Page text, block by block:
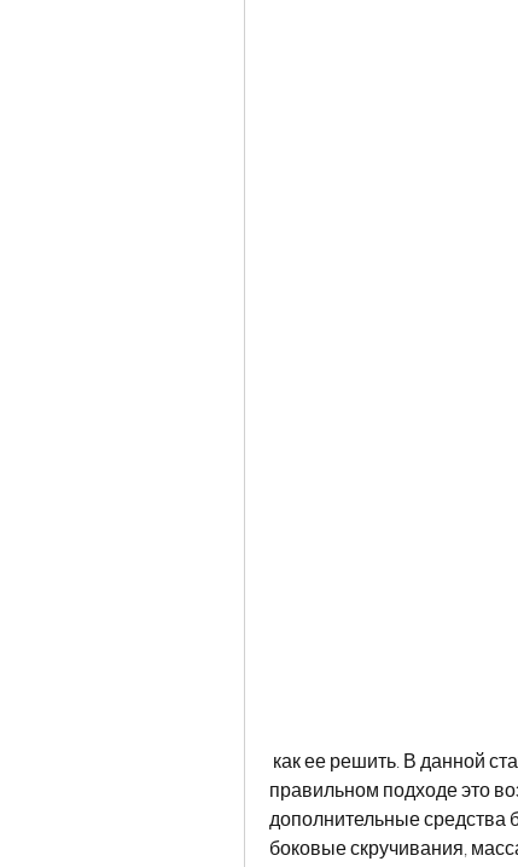
правильном подходе это
дополнительные
боковые скручивания,